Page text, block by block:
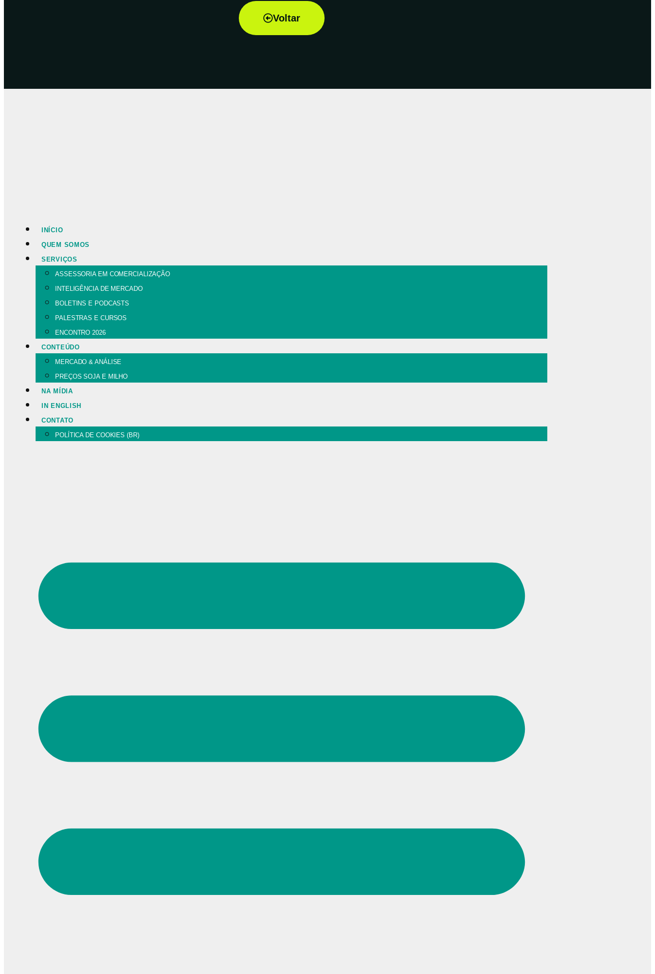
Voltar
INÍCIO
QUEM SOMOS
SERVIÇOS
ASSESSORIA EM COMERCIALIZAÇÃO
INTELIGÊNCIA DE MERCADO
BOLETINS E PODCASTS
PALESTRAS E CURSOS
ENCONTRO 2026
CONTEÚDO
MERCADO & ANÁLISE
PREÇOS SOJA E MILHO
NA MÍDIA
IN ENGLISH
CONTATO
POLÍTICA DE COOKIES (BR)